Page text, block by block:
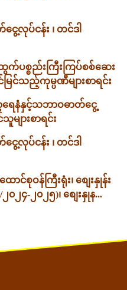
ေ့လုပ်ငန်း ၊ တင်ဒါ
ထွက်ပစ္စည်းကြီးကြပ်စစ်ဆေး
မြင်သည့်ကုမ္ပဏီများစာရင်း
ာ့ရေနံနှင့်သဘာဝဓာတ်ငွေ့
များစာရင်း
ေ့လုပ်ငန်း ၊ တင်ဒါ
ာင်စုဝန်ကြီးရုံး၊ စျေးနှုန်း
၂၄-၂၀၂၅)၊ စျေးနှုန...